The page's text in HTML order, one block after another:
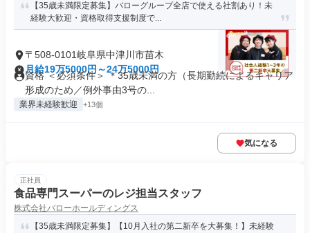
【35歳未満限定募集】バローグループ全店で使える社割あり！未
経験大歓迎・資格取得支援制度で...
〒508-0101岐阜県中津川市苗木
月給19万5000円～24万5000円
資格 ＜必須条件＞ ＊35歳未満の方（長期勤続によるキャリア
形成のため／例外事由3号の...
業界未経験歓迎 +13個
気になる
正社員
食品専門スーパーのレジ担当スタッフ
株式会社バローホールディングス
【35歳未満限定募集】【10月入社の第二新卒を大募集！】未経験